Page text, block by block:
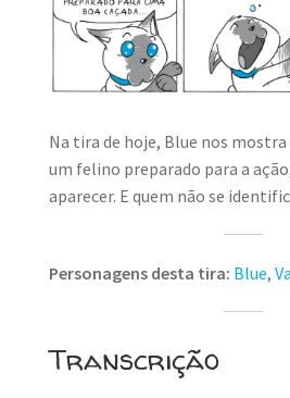
MINHA CONTA
CARRINHO
Na tira de hoje, Blue nos
um felino preparado para a
aparecer. E quem não se
Personagens desta tira: Blue,
Transcrição